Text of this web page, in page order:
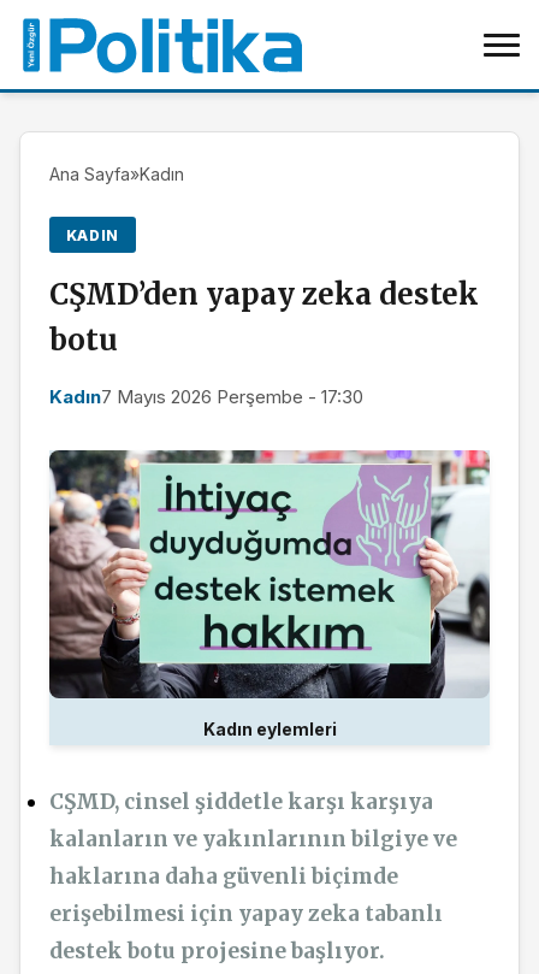
Ana Sayfa»Kadın
KADIN
CŞMD’den yapay zeka destek
botu
Kadın7 Mayıs 2026 Perşembe - 17:30
Kadın eylemleri
CŞMD, cinsel şiddetle karşı karşıya
kalanların ve yakınlarının bilgiye ve
haklarına daha güvenli biçimde
erişebilmesi için yapay zeka tabanlı
destek botu projesine başlıyor.